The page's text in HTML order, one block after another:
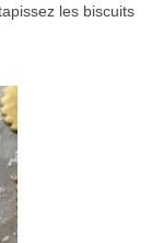
les biscuits